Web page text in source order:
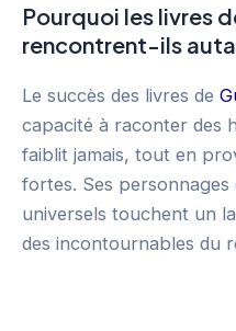
Pourquoi les livres
rencontrent-ils
Le succès des livres de
capacité à raconter des
faiblit jamais, tout en
fortes. Ses personnages
universels touchent un
des incontournables du